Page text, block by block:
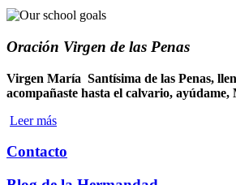
Oración Virgen de las Penas
Virgen María Santísima de las Penas,
acompañaste hasta el calvario,
Leer más
Contacto